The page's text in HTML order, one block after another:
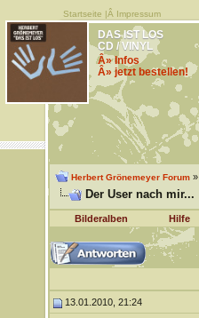
Startseite |Â Impressum
DAS IST LOS
CD / VINYL
Â» Infos
Â» jetzt bestellen!
Herbert Grönemeyer Forum»
Der User nach mir...
Bilderalben Hilfe
13.01.2010, 21:24